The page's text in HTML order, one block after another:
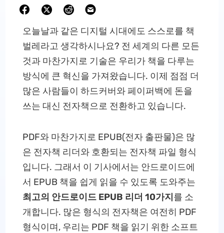
오늘날과 같은 디지털 시대에도 스스로를 책
벌레라고 생각하시나요? 전 세계의 다른 모든
것과 마찬가지로 기술은 우리가 책을 다루는
방식에 큰 혁신을 가져왔습니다. 이제 점점 더
많은 사람들이 하드커버와 페이퍼백에 돈을
쓰는 대신 전자책으로 전환하고 있습니다.
PDF와 마찬가지로 EPUB(전자 출판물)은 많
은 전자책 리더와 호환되는 전자책 파일 형식
입니다. 그래서 이 기사에서는 안드로이드에
서 EPUB 책을 쉽게 읽을 수 있도록 도와주는
최고의 안드로이드 EPUB 리더 10가지 를 소
개합니다. 많은 형식의 전자책은 여전히 PDF
형식이며, 우리는 PDF 책을 읽기 위한 소프트